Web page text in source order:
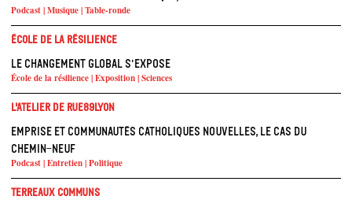
Podcast | Musique | Table-ronde
École de la résilience
Le changement global s’expose
École de la résilience | Exposition | Sciences
L'atelier de Rue89Lyon
Emprise et communautés catholiques nouvelles, le cas du
Chemin-Neuf
Podcast | Entretien | Politique
Terreaux Communs